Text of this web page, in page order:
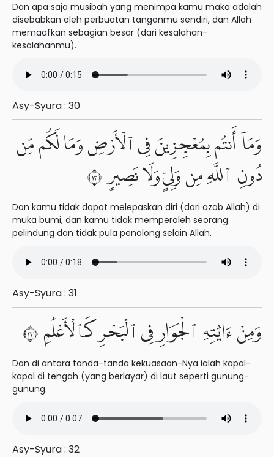
Dan apa saja musibah yang menimpa kamu maka adalah
disebabkan oleh perbuatan tanganmu sendiri, dan Allah
memaafkan sebagian besar (dari kesalahan-
kesalahanmu).
Asy-Syura : 30
وَمَآ أَنتُم بِمُعْجِزِينَ فِى ٱلْأَرْضِ وَمَا لَكُم مِّن
دُونِ ٱللَّهِ مِن وَلِىٍّ وَلَا نَصِيرٍ ٣١
Dan kamu tidak dapat melepaskan diri (dari azab Allah) di
muka bumi, dan kamu tidak memperoleh seorang
pelindung dan tidak pula penolong selain Allah.
Asy-Syura : 31
وَمِنْ ءَايَٰتِهِ ٱلْجَوَارِ فِى ٱلْبَحْرِ كَٱلْأَعْلَٰمِ ٣٢
Dan di antara tanda-tanda kekuasaan-Nya ialah kapal-
kapal di tengah (yang berlayar) di laut seperti gunung-
gunung.
Asy-Syura : 32